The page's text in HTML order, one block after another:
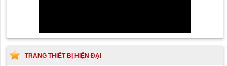
TRANG THIẾT BỊ HIỆN ĐẠI